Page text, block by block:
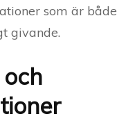
som är både
givande.